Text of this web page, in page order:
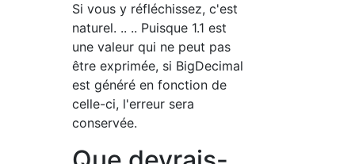
Si vous y réfléchissez, c'est
naturel. .. .. Puisque 1.1 est
une valeur qui ne peut pas
être exprimée, si BigDecimal
est généré en fonction de
celle-ci, l'erreur sera
conservée.